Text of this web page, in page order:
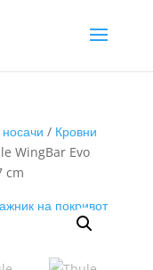
/ Кровни
WingBar Evo
cm